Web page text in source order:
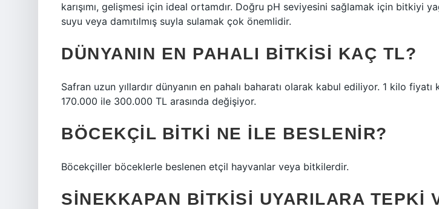
karışımı, gelişmesi için ideal ortamdır. Doğru pH seviyesini sağlamak için bitkiyi
suyu veya damıtılmış suyla sulamak çok önemlidir.
DÜNYANIN EN PAHALI BITKISI KAÇ TL?
Safran uzun yıllardır dünyanın en pahalı baharatı olarak kabul ediliyor. 1 kilo
170.000 ile 300.000 TL arasında değişiyor.
BÖCEKÇIL BITKI NE ILE BESLENIR?
Böcekçiller böceklerle beslenen etçil hayvanlar veya bitkilerdir.
SINEKKAPAN BITKISI UYARILARA TEPKI